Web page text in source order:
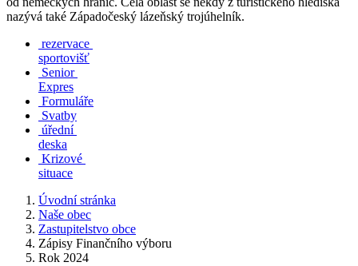
nazývá také Západočeský lázeňský trojúhelník.
rezervace
sportovišť
Senior
Expres
Formuláře
Svatby
úřední
deska
Krizové
situace
Úvodní stránka
Naše obec
Zastupitelstvo obce
Zápisy Finančního výboru
Rok 2024